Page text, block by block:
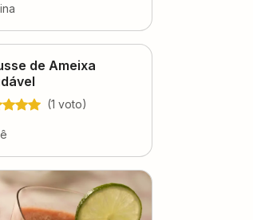
de Ameixa
(1 voto)